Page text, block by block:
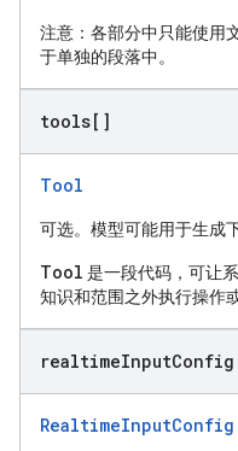
注意：各部分中只能使用
于单独的段落中。
tools[]
Tool
可选。模型可能用于生成
Tool 是一段代码，可让
知识和范围之外执行操作
realtimeInputConfig
RealtimeInputConfig